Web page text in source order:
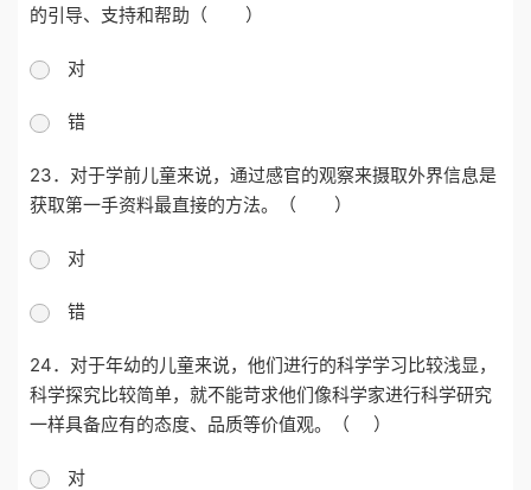
的引导、支持和帮助 （ ）
对
错
23． 对于学前儿童来说，通过感官的观察来摄取外界信息是
获取第一手资料最直接的方法。（
）
对
错
24．对于年幼的儿童来说，他们进行的科学学习比较浅显，
科学探究比较简单，就不能苛求他们像科学家进行科学研究
一样具备应有的态度、品质等价值观。
（ ）
对